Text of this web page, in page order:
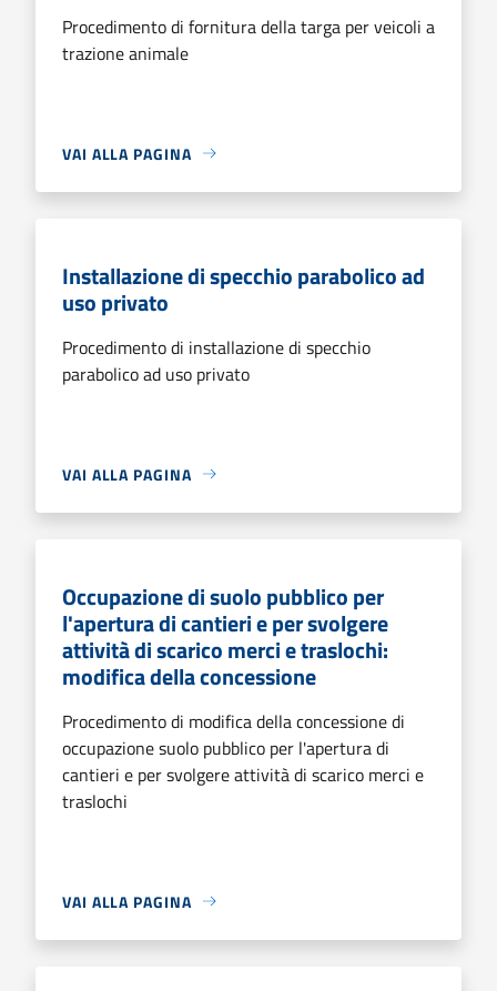
Procedimento di fornitura della targa per veicoli a
trazione animale
VAI ALLA PAGINA
Installazione di specchio parabolico ad
uso privato
Procedimento di installazione di specchio
parabolico ad uso privato
VAI ALLA PAGINA
Occupazione di suolo pubblico per
l'apertura di cantieri e per svolgere
attività di scarico merci e traslochi:
modifica della concessione
Procedimento di modifica della concessione di
occupazione suolo pubblico per l'apertura di
cantieri e per svolgere attività di scarico merci e
traslochi
VAI ALLA PAGINA